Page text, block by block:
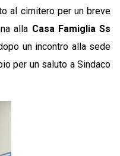
al cimitero per un breve
alla Casa Famiglia Ss
un incontro alla sede
per un saluto a Sindaco